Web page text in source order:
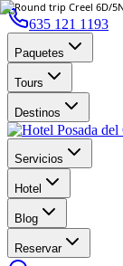
635 121 1193
Paquetes
Tours
Destinos
Servicios
Hotel
Blog
Reservar